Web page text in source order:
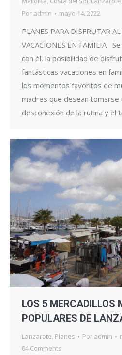
Por admin mayo 14, 2022
PLANES PARA DISFRUTAR
VACACIONES EN FAMILIA
con él, la posibilidad de
fantásticas vacaciones en
los momentos favoritos de
madres que desean tomarse
desconexión de la rutina y el
LOS 5 MERCADILLOS
POPULARES DE
Lanzarote, Planes Por admin
64 Comments